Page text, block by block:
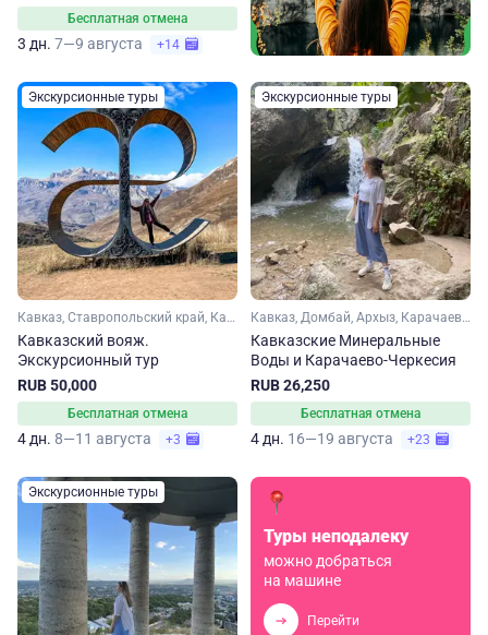
Бесплатная отмена
3 дн. 7—9 августа +14
Экскурсионные туры
Кавказ, Ставропольский край, Кавказские Минеральные Воды, Северная Осетия, Эльбрус, Кабардино-Балкария, Карачаево-Черкесия
Кавказский вояж.
Экскурсионный тур
RUB 50,000
Бесплатная отмена
4 дн. 8—11 августа +3
Экскурсионные туры
Кавказ, Домбай, Архыз, Карачаево-Черкесия, Ставропольский край, Кавказские Минеральные Воды
Кавказские Минеральные
Воды и Карачаево-Черкесия
RUB 26,250
Бесплатная отмена
4 дн. 16—19 августа +23
Экскурсионные туры
Туры неподалеку
можно добраться
на машине
Перейти